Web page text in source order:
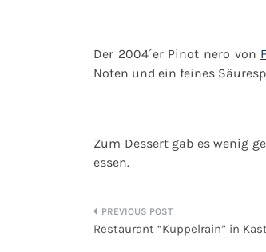
Der 2004´er Pinot nero von
Noten und ein feines
Zum Dessert gab es wenig
essen.
Restaurant “Kuppelrain” in